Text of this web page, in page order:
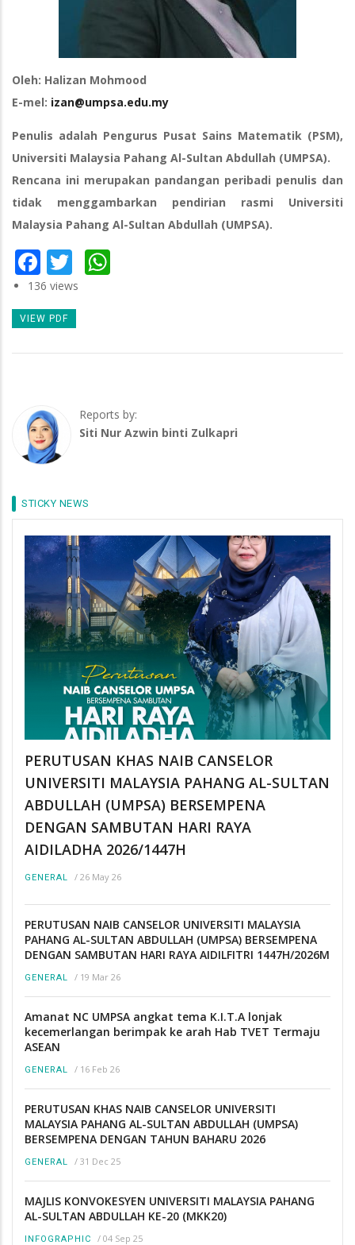
Oleh: Halizan Mohmood
E-mel: izan@umpsa.edu.my
Penulis adalah Pengurus Pusat Sains Matematik (PSM),
Universiti Malaysia Pahang Al-Sultan Abdullah (UMPSA).
Rencana ini merupakan pandangan peribadi penulis dan
tidak menggambarkan pendirian rasmi Universiti
Malaysia Pahang Al-Sultan Abdullah (UMPSA).
Facebook
Twitter
136 views
VIEW PDF
Reports by:
Siti Nur Azwin binti Zulkapri
STICKY NEWS
PERUTUSAN KHAS NAIB CANSELOR
UNIVERSITI MALAYSIA PAHANG AL-SULTAN
ABDULLAH (UMPSA) BERSEMPENA
DENGAN SAMBUTAN HARI RAYA
AIDILADHA 2026/1447H
GENERAL / 26 May 26
PERUTUSAN NAIB CANSELOR UNIVERSITI MALAYSIA
PAHANG AL-SULTAN ABDULLAH (UMPSA) BERSEMPENA
DENGAN SAMBUTAN HARI RAYA AIDILFITRI 1447H/2026M
GENERAL / 19 Mar 26
Amanat NC UMPSA angkat tema K.I.T.A lonjak
kecemerlangan berimpak ke arah Hab TVET Termaju
ASEAN
GENERAL / 16 Feb 26
PERUTUSAN KHAS NAIB CANSELOR UNIVERSITI
MALAYSIA PAHANG AL-SULTAN ABDULLAH (UMPSA)
BERSEMPENA DENGAN TAHUN BAHARU 2026
GENERAL / 31 Dec 25
MAJLIS KONVOKESYEN UNIVERSITI MALAYSIA PAHANG
AL-SULTAN ABDULLAH KE-20 (MKK20)
INFOGRAPHIC / 04 Sep 25